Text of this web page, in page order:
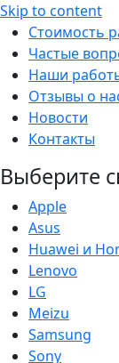
Skip to content
Стоимость
Частые
Наши
Отзывы о
Новости
Контакты
Выберите
Apple
Asus
Huawei и
Lenovo
LG
Meizu
Samsung
Sony